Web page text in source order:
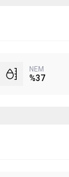
NEM
%37